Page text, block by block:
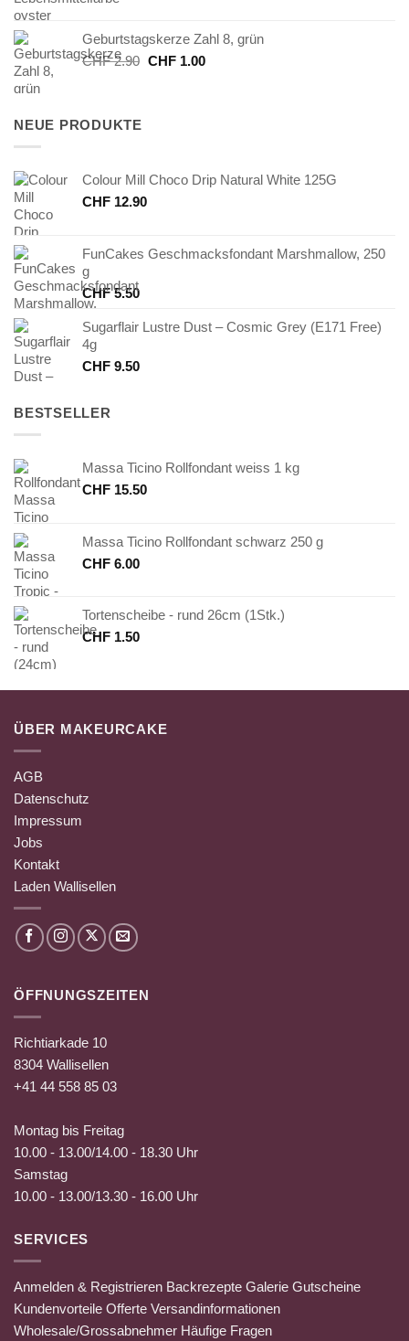
CHF 7.50CHF 3.75.
Geburtstagskerze Zahl 8, grün
CHF2.90 Ursprünglicher
CHF1.00Aktueller
NEUE PRODUKTE
Colour Mill Choco Drip Natural White 125G
CHF 12.90
FunCakes Geschmacksfondant Marshmallow, 250
g
CHF5.50
Sugarflair Lustre Dust – Cosmic Grey (E171 Free)
4g
CHF 9.50
BESTSELLER
Massa Ticino Rollfondant weiss 1 kg
CHF 15.50
Massa Ticino Rollfondant schwarz 250 g
CHF 6.00
Tortenscheibe - rund 26cm (1Stk.)
CHF 1.50
ÜBER MAKEURCAKE
AGB
Datenschutz
Impressum
Jobs
Kontakt
Laden Wallisellen
ÖFFNUNGSZEITEN
Richtiarkade 10
8304 Wallisellen
+41 44 558 85 03
Montag bis Freitag
10.00 - 13.00/14.00 - 18.30 Uhr
Samstag
10.00 - 13.00/13.30 - 16.00 Uhr
SERVICES
Anmelden & Registrieren Backrezepte Galerie Gutscheine
Kundenvorteile Offerte Versandinformationen
Wholesale/Grossabnehmer Häufige Fragen